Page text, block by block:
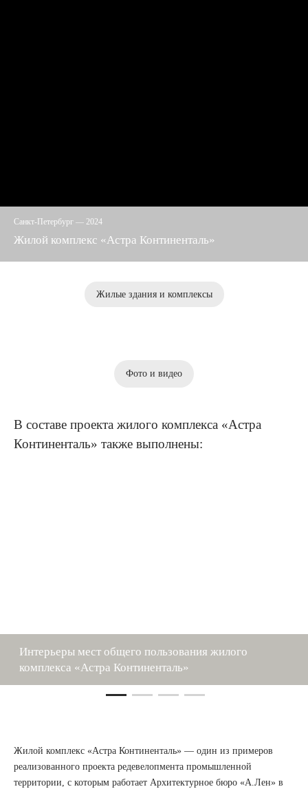
Санкт-Петербург — 2024
Жилой комплекс «Астра Континенталь»
Жилые здания и комплексы
Фото и видео
В составе проекта жилого комплекса «Астра
Континенталь» также выполнены:
Интерьеры мест общего пользования жилого
комплекса «Астра Континенталь»
Жилой комплекс «Астра Континенталь» — один из примеров
реализованного проекта редевелопмента промышленной
территории, с которым работает Архитектурное бюро «А.Лен» в